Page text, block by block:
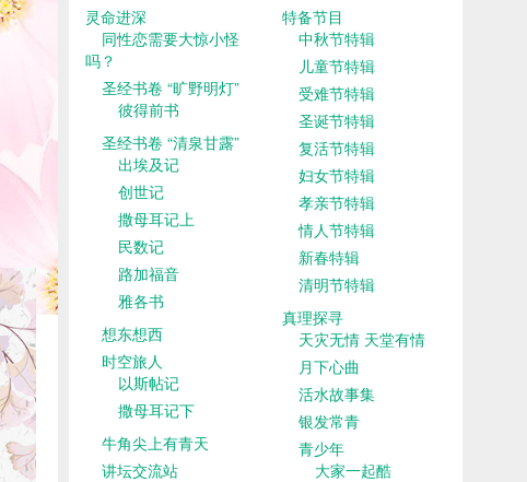
灵命进深
同性恋需要大惊小怪
吗？
圣经书卷 “旷野明灯”
彼得前书
圣经书卷 “清泉甘露”
出埃及记
创世记
撒母耳记上
民数记
路加福音
雅各书
想东想西
时空旅人
以斯帖记
撒母耳记下
牛角尖上有青天
讲坛交流站
特备节目
中秋节特辑
儿童节特辑
受难节特辑
圣诞节特辑
复活节特辑
妇女节特辑
孝亲节特辑
情人节特辑
新春特辑
清明节特辑
真理探寻
天灾无情 天堂有情
月下心曲
活水故事集
银发常青
青少年
大家一起酷